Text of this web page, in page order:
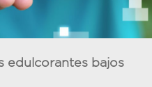
edulcorantes bajos